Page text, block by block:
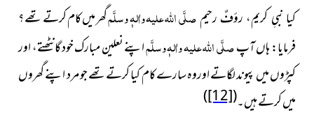
کیا نبیِ کریم، رؤفٌ رحیم صلَّی اللہ علیہ واٰلہٖ وسلَّمگھر میں کام کرتےتھے ؟
فرمایا: ہاں آپصلَّی اللہ علیہ واٰلہٖ وسلَّماپنے نعلین مبارک خود گانٹھتے، اور
کپڑوں میں پیوند لگاتے اوروہ سارے کام کیا کرتے تھے جو مرد اپنے گھروں
میں کرتے ہیں۔(
[12]
)